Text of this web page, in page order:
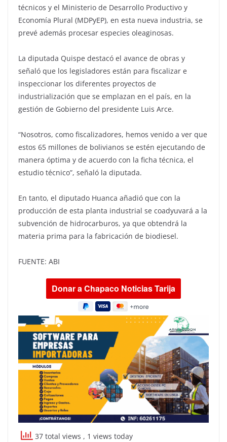
técnicos y el Ministerio de Desarrollo Productivo y
Economía Plural (MDPyEP), en esta nueva industria, se
prevé además procesar especies oleaginosas.
La diputada Quispe destacó el avance de obras y
señaló que los legisladores están para fiscalizar e
inspeccionar los diferentes proyectos de
industrialización que se emplazan en el país, en la
gestión de Gobierno del presidente Luis Arce.
“Nosotros, como fiscalizadores, hemos venido a ver que
estos 65 millones de bolivianos se estén ejecutando de
manera óptima y de acuerdo con la ficha técnica, el
estudio técnico”, señaló la diputada.
En tanto, el diputado Huanca añadió que con la
producción de esta planta industrial se coadyuvará a la
subvención de hidrocarburos, ya que obtendrá la
materia prima para la fabricación de biodiesel.
FUENTE: ABI
37 total views , 1 views today